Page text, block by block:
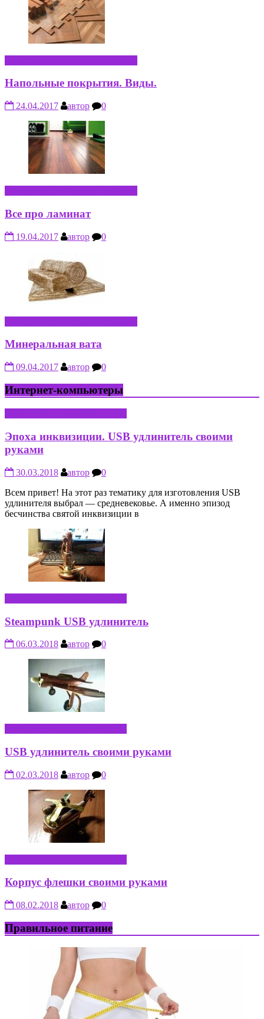
Напольные покрытия. Виды.
24.04.2017 автор 0
Все про ламинат
19.04.2017 автор 0
Минеральная вата
09.04.2017 автор 0
Интернет-компьютеры
Эпоха инквизиции. USB удлинитель своими
руками
30.03.2018 автор
0
Всем привет! На этот раз тематику для изготовления USB
удлинителя выбрал — средневековье. А именно эпизод
бесчинства святой инквизиции в
Steampunk USB удлинитель
06.03.2018 автор 0
USB удлинитель своими руками
02.03.2018 автор 0
Корпус флешки своими руками
08.02.2018 автор 0
Правильное питание